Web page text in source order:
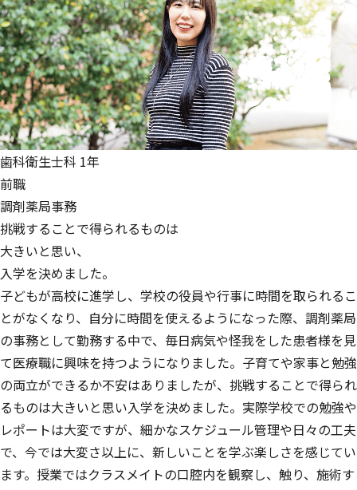
歯科衛生士科 1年
前職
調剤薬局事務
挑戦することで得られるものは
大きいと思い、
入学を決めました。
子どもが高校に進学し、学校の役員や行事に時間を取られるこ
とがなくなり、自分に時間を使えるようになった際、調剤薬局
の事務として勤務する中で、毎日病気や怪我をした患者様を見
て医療職に興味を持つようになりました。子育てや家事と勉強
の両立ができるか不安はありましたが、挑戦することで得られ
るものは大きいと思い入学を決めました。実際学校での勉強や
レポートは大変ですが、細かなスケジュール管理や日々の工夫
で、今では大変さ以上に、新しいことを学ぶ楽しさを感じてい
ます。授業ではクラスメイトの口腔内を観察し、触り、施術す